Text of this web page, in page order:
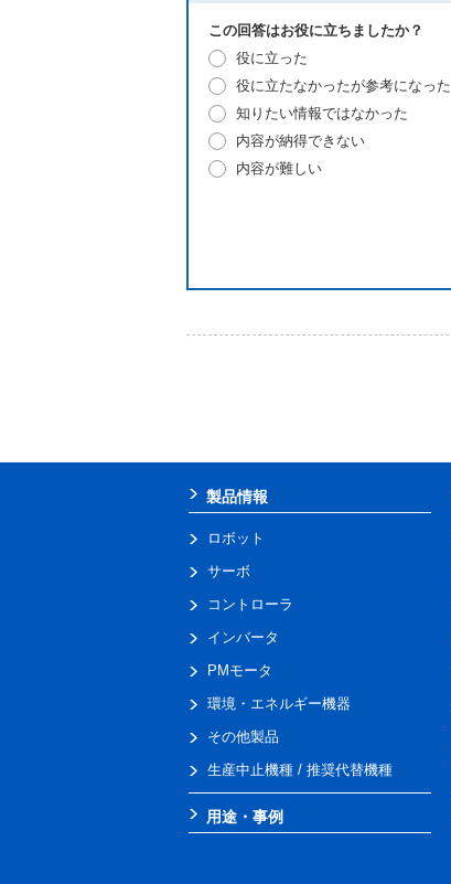
この回答はお役に立ちましたか？
役に立った
役に立たなかったが参考になった
知りたい情報ではなかった
内容が納得できない
内容が難しい
製品情報
ロボット
サーボ
コントローラ
インバータ
PMモータ
環境・エネルギー機器
その他製品
生産中止機種 / 推奨代替機種
用途・事例